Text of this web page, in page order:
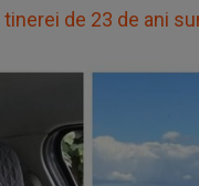
de 23 de ani